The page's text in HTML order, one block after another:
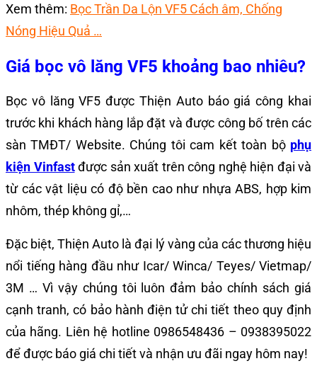
Xem thêm: Bọc Trần Da Lộn VF5 Cách âm, Chống
Nóng Hiệu Quả …
Giá bọc vô lăng VF5 khoảng bao nhiêu?
Bọc vô lăng VF5 được Thiện Auto báo giá công khai
trước khi khách hàng lắp đặt và được công bố trên các
sàn TMĐT/ Website. Chúng tôi cam kết toàn bộ phụ
kiện Vinfastđược sản xuất trên công nghệ hiện đại và
từ các vật liệu có độ bền cao như nhựa ABS, hợp kim
nhôm, thép không gỉ,…
Đặc biệt, Thiện Auto là đại lý vàng của các thương hiệu
nổi tiếng hàng đầu như Icar/ Winca/ Teyes/ Vietmap/
3M … Vì vậy chúng tôi luôn đảm bảo chính sách giá
cạnh tranh, có bảo hành điện tử chi tiết theo quy định
của hãng. Liên hệ hotline 0986548436 – 0938395022
để được báo giá chi tiết và nhận ưu đãi ngay hôm nay!